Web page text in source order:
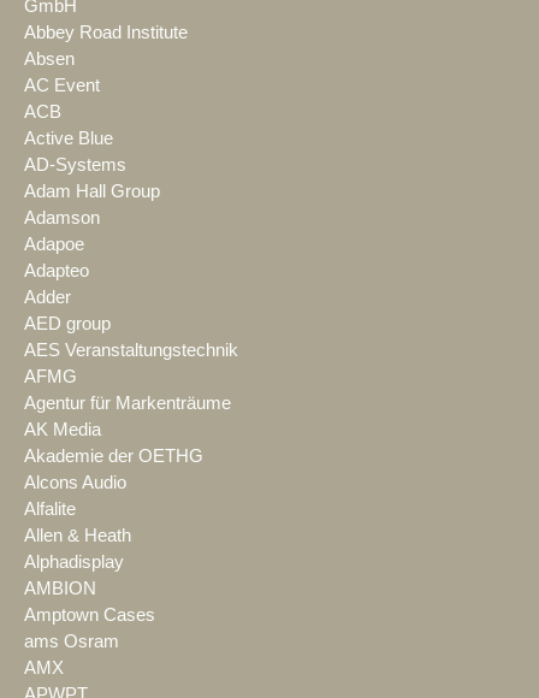
GmbH
Abbey Road Institute
Absen
AC Event
ACB
Active Blue
AD-Systems
Adam Hall Group
Adamson
Adapoe
Adapteo
Adder
AED group
AES Veranstaltungstechnik
AFMG
Agentur für Markenträume
AK Media
Akademie der OETHG
Alcons Audio
Alfalite
Allen & Heath
Alphadisplay
AMBION
Amptown Cases
ams Osram
AMX
APWPT